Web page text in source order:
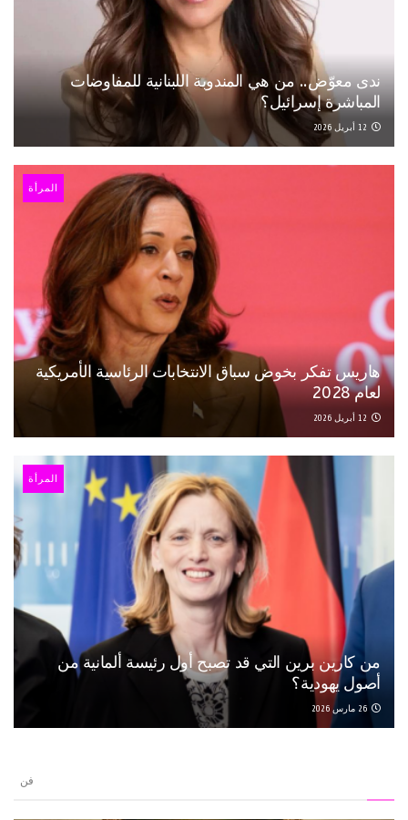
ندى معوّض.. من هي المندوبة اللبنانية للمفاوضات
المباشرة إسرائيل؟
المرأة
هاريس تفكر بخوض سباق الانتخابات الرئاسية الأمريكية
لعام 2028
المرأة
من كارين برين التي قد تصبح أول رئيسة ألمانية من
أصول يهودية؟
فن